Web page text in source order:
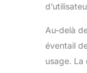
Au-delà
éventail
usage. La